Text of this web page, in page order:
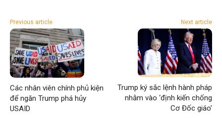
Previous article
Các nhân viên chính phủ kiện
để ngăn Trump phá hủy
USAID
Next article
Trump ký sắc lệnh hành pháp
nhằm vào ‘định kiến chống
Cơ Đốc giáo’